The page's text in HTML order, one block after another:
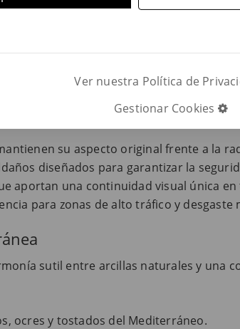
piezas resisten al desgaste, la
con arcillas y minerales naturales, sin
del espacio, adaptándose tanto a
su aspecto original frente a la
diseñados para garantizar la
aportan una continuidad visual única en
para zonas de alto tráfico y desgaste
sutil entre arcillas naturales y una
ocres y tostados del Mediterráneo.
Ver nuestra Política de
Gestionar Cookies